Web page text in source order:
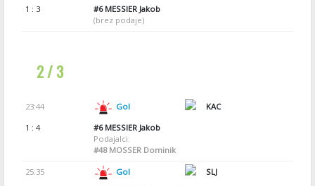
1 : 3
#6MESSIER Jakob
(brez podaje)
2 / 3
23:44 Gol
KAC
1 : 4
#6MESSIER Jakob
Podajalci:
#48MOSSER Dominik
25:35 Gol
SLJ